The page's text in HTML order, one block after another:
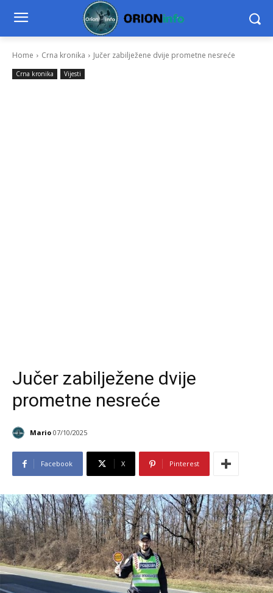
Home Crna kronika Jučer zabilježene dvije prometne nesreće
Crna kronika Vijesti
Jučer zabilježene dvije
prometne nesreće
Mario 07/10/2025
Facebook X Pinterest